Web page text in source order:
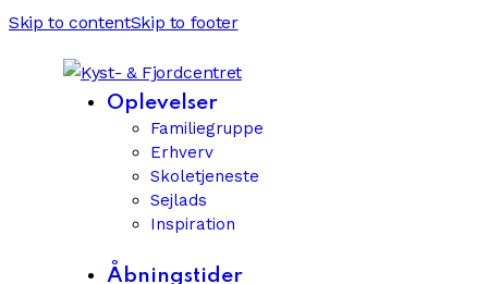
Skip to contentSkip to footer
Oplevelser
Familiegruppe
Erhverv
Skoletjeneste
Sejlads
Inspiration
Åbningstider